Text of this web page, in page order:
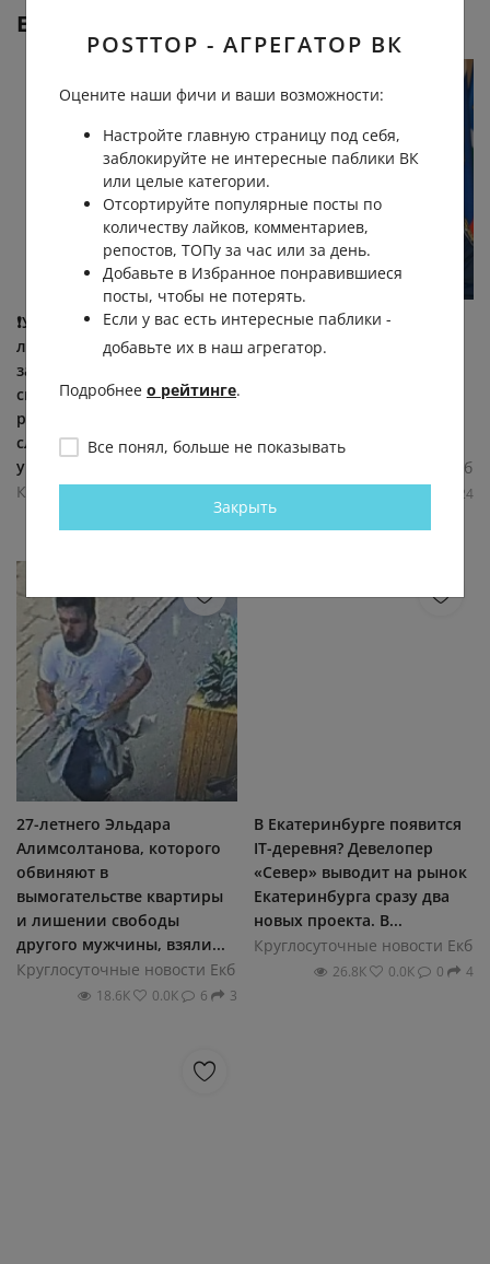
Еще от
❗️Ушел в отставку
легендарный
замначальника
свердловского ГУ МВД —
руководитель Главного
следственного
управления...
Круглосуточные новости Екб
19
❗️Руководитель
свердловского ГУФСИН
Фонтанки, офицер...
Круглосуточные новости Екб
24
27-летнего Эльдара
Алимсолтанова, которого
обвиняют в
вымогательстве квартиры
и лишении свободы
другого мужчины, взяли...
Круглосуточные новости Екб
18.6К 0.0К 6 3
В Екатеринбурге появится
IT-деревня? Девелопер
«Север» выводит на рынок
Екатеринбурга сразу два
новых проекта. В...
Круглосуточные новости Екб
26.8К 0.0К 0 4
POSTTOP - АГРЕГАТОР ВК
Оцените наши фичи и ваши возможности:
Настройте главную страницу под себя,
заблокируйте не интересные паблики ВК
или целые категории.
Отсортируйте популярные посты по
количеству лайков, комментариев,
репостов, ТОПу за час или за день.
Добавьте в Избранное понравившиеся
посты, чтобы не потерять.
Если у вас есть интересные паблики -
добавьте их в наш агрегатор.
Подробнее о рейтинге.
Все понял, больше не показывать
Закрыть